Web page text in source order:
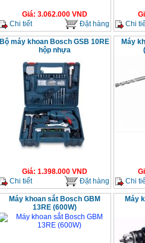
Giá: 3.062.000VND
Chi tiết
Đặt hàng
Chi
Bộ máy khoan Bosch GSB 10RE
hộp nhựa
Giá: 1.398.000VND
Chi tiết
Đặt hàng
Máy
Chi
Máy khoan sắt Bosch GBM
13RE (600W)
Máy